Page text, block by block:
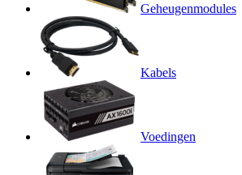
Geheugenmodules
Kabels
Voedingen